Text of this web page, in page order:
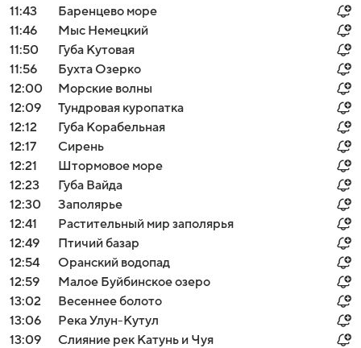
11:43
Баренцево море
11:46
Мыс Немецкий
11:50
Губа Кутовая
11:56
Бухта Озерко
12:00
Морские волны
12:09
Тундровая куропатка
12:12
Губа Корабельная
12:17
Сирень
12:21
Штормовое море
12:23
Губа Вайда
12:30
Заполярье
12:41
Растительный мир заполярья
12:49
Птичий базар
12:54
Оранский водопад
12:59
Малое Буйбинское озеро
13:02
Весеннее болото
13:06
Река Улун-Кутул
13:09
Слияние рек Катунь и Чуя